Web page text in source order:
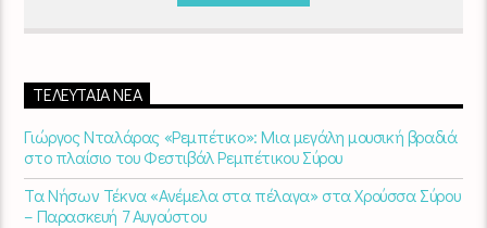
Καθημερινά(Δευτέρα-Παρασκευή)
ΤΕΛΕΥΤΑΊΑ ΝΈΑ
Γιώργος Νταλάρας «Ρεμπέτικο»: Μια μεγάλη μουσική βραδιά
στο πλαίσιο του Φεστιβάλ Ρεμπέτικου Σύρου
Τα Νήσων Τέκνα «Ανέμελα στα πέλαγα» στα Χρούσσα Σύρου
– Παρασκευή 7 Αυγούστου